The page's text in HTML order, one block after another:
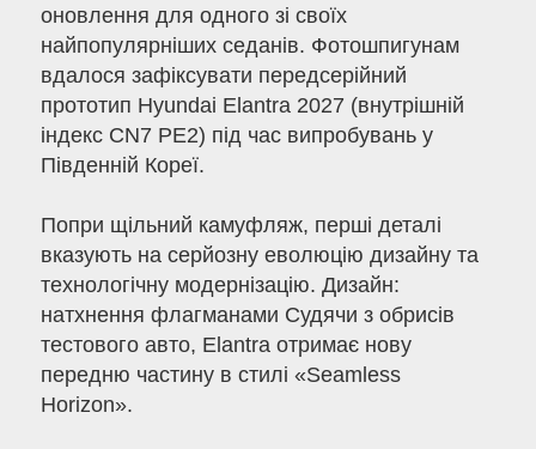
оновлення для одного зі своїх
найпопулярніших седанів. Фотошпигунам
вдалося зафіксувати передсерійний
прототип Hyundai Elantra 2027 (внутрішній
індекс CN7 PE2) під час випробувань у
Південній Кореї.
Попри щільний камуфляж, перші деталі
вказують на серйозну еволюцію дизайну та
технологічну модернізацію. Дизайн:
натхнення флагманами Судячи з обрисів
тестового авто, Elantra отримає нову
передню частину в стилі «Seamless
Horizon».